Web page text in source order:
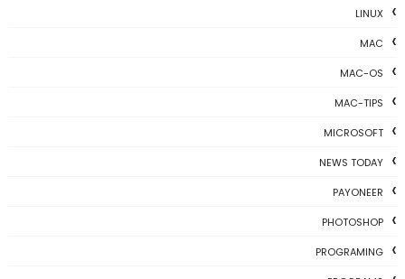
LINUX
MAC
MAC-OS
MAC-TIPS
MICROSOFT
NEWS TODAY
PAYONEER
PHOTOSHOP
PROGRAMING